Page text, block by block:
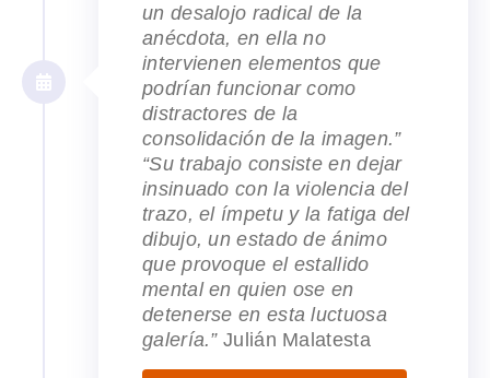
un desalojo radical de la
anécdota, en ella no
intervienen elementos que
podrían funcionar como
distractores de la
consolidación de la imagen.”
“Su trabajo consiste en dejar
insinuado con la violencia del
trazo, el ímpetu y la fatiga del
dibujo, un estado de ánimo
que provoque el estallido
mental en quien ose en
detenerse en esta luctuosa
galería.”Julián Malatesta